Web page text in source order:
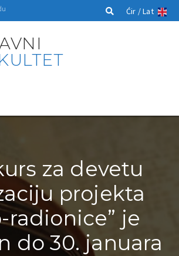
Ćir /Lat
za devetu
projekta
radionice” je
do 30. januara